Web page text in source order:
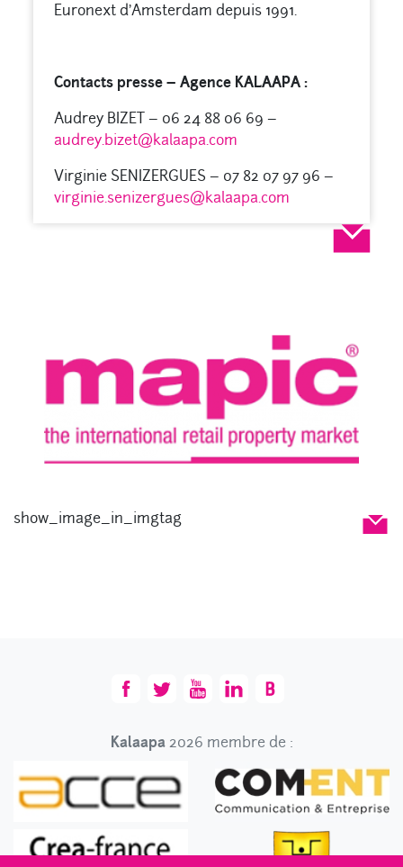
Euronext d’Amsterdam depuis 1991.
Contacts presse – Agence KALAAPA :
Audrey BIZET – 06 24 88 06 69 –
audrey.bizet@kalaapa.com
Virginie SENIZERGUES – 07 82 07 97 96 –
virginie.senizergues@kalaapa.com
show_image_in_imgtag
Kalaapa2026 membre de :